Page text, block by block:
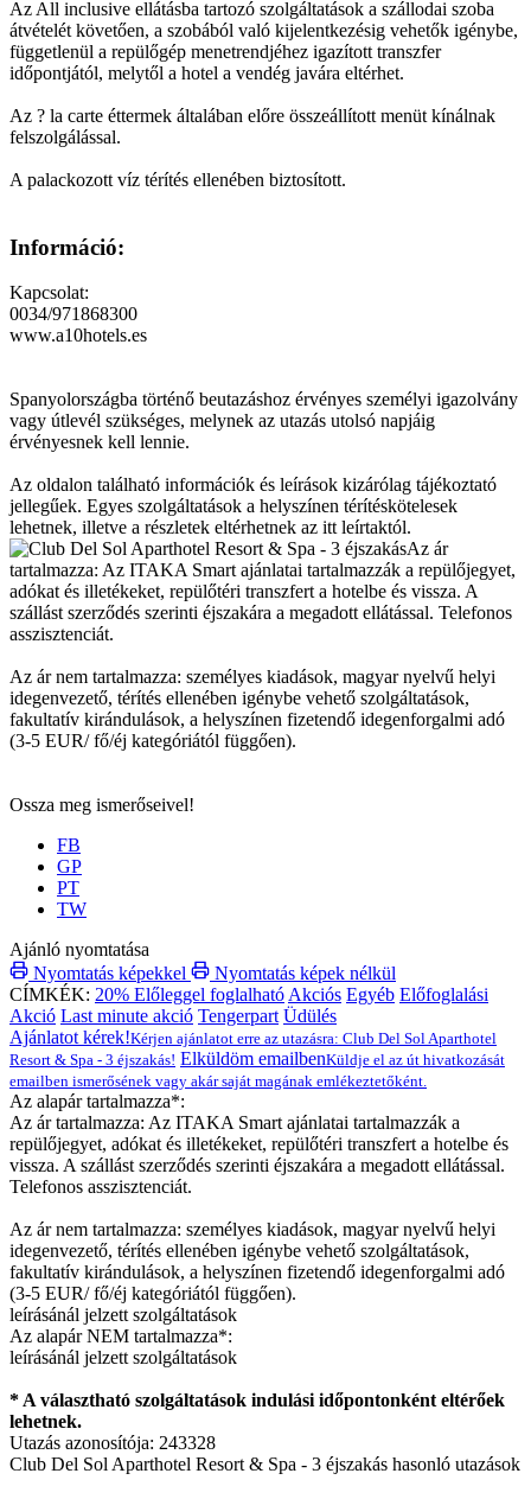
Az All inclusive ellátásba tartozó szolgáltatások a szállodai szoba
átvételét követően, a szobából való kijelentkezésig vehetők igénybe,
függetlenül a repülőgép menetrendjéhez igazított transzfer
időpontjától, melytől a hotel a vendég javára eltérhet.
Az ? la carte éttermek általában előre összeállított menüt kínálnak
felszolgálással.
A palackozott víz térítés ellenében biztosított.
Információ:
Kapcsolat:
0034/971868300
www.a10hotels.es
Spanyolországba történő beutazáshoz érvényes személyi igazolvány
vagy útlevél szükséges, melynek az utazás utolsó napjáig
érvényesnek kell lennie.
Az oldalon található információk és leírások kizárólag tájékoztató
jellegűek. Egyes szolgáltatások a helyszínen térítéskötelesek
lehetnek, illetve a részletek eltérhetnek az itt leírtaktól.
Az ár
tartalmazza: Az ITAKA Smart ajánlatai tartalmazzák a repülőjegyet,
adókat és illetékeket, repülőtéri transzfert a hotelbe és vissza. A
szállást szerződés szerinti éjszakára a megadott ellátással. Telefonos
asszisztenciát.
Az ár nem tartalmazza: személyes kiadások, magyar nyelvű helyi
idegenvezető, térítés ellenében igénybe vehető szolgáltatások,
fakultatív kirándulások, a helyszínen fizetendő idegenforgalmi adó
(3-5 EUR/ fő/éj kategóriától függően).
Ossza meg ismerőseivel!
FB
GP
PT
TW
Ajánló nyomtatása
Nyomtatás képekkel
Nyomtatás képek nélkül
CÍMKÉK: 20% Előleggel foglalható Akciós Egyéb Előfoglalási
Akció Last minute akció Tengerpart Üdülés
Ajánlatot kérek!Kérjen ajánlatot erre az utazásra: Club Del Sol Aparthotel
Resort & Spa - 3 éjszakás! Elküldöm emailbenKüldje el az út hivatkozását
emailben ismerősének vagy akár saját magának emlékeztetőként.
Az alapár tartalmazza*:
Az ár tartalmazza: Az ITAKA Smart ajánlatai tartalmazzák a
repülőjegyet, adókat és illetékeket, repülőtéri transzfert a hotelbe és
vissza. A szállást szerződés szerinti éjszakára a megadott ellátással.
Telefonos asszisztenciát.
Az ár nem tartalmazza: személyes kiadások, magyar nyelvű helyi
idegenvezető, térítés ellenében igénybe vehető szolgáltatások,
fakultatív kirándulások, a helyszínen fizetendő idegenforgalmi adó
(3-5 EUR/ fő/éj kategóriától függően).
leírásánál jelzett szolgáltatások
Az alapár NEM tartalmazza*:
leírásánál jelzett szolgáltatások
* A választható szolgáltatások indulási időpontonként eltérőek
lehetnek.
Utazás azonosítója: 243328
Club Del Sol Aparthotel Resort & Spa - 3 éjszakás hasonló utazások